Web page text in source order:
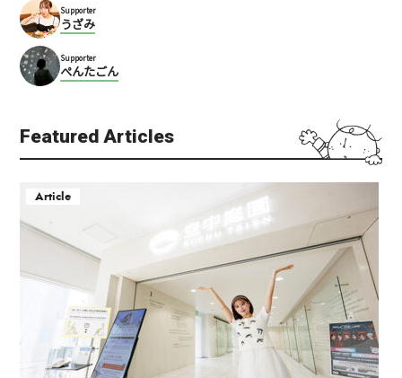
Supporter
うざみ
Supporter
ぺんたごん
Featured Articles
Article